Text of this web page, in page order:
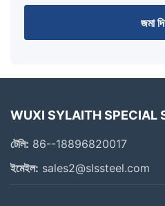
জমা
WUXI SYLAITH SPECIAL
টেলি: 86--18896820017
ইমেইল: sales2@slssteel.com